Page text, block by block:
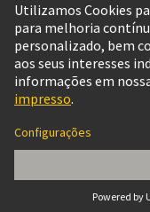
21 03 381
Kod.links
Brasil
© Grupo de Tecnologia
Configurações de